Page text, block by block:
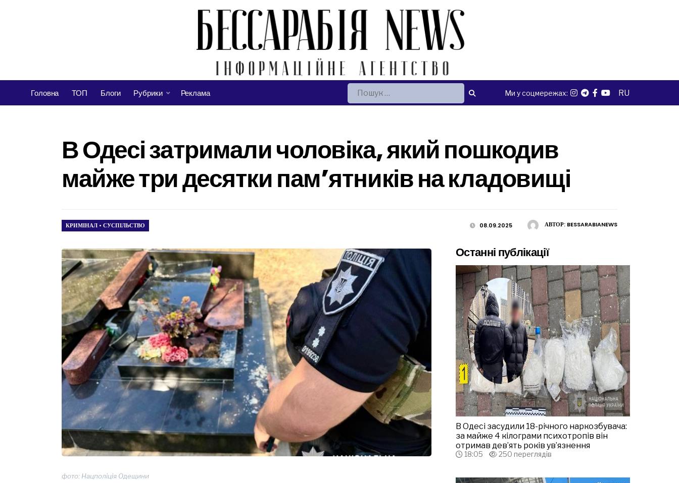
Головна ТОП Блоги Рубрики Реклама Пошук: Ми у соцмережах: RU
В Одесі затримали чоловіка, який пошкодив
майже три десятки пам’ятників на кладовищі
АВТОР: BESSARABIANEWS
08.09.2025
КРИМІНАЛ • СУСПІЛЬСТВО
фото: Нацполіція Одещини
Останні публікації
В Одесі засудили 18-річного наркозбувача:
за майже 4 кілограми психотропів він
отримав дев’ять років ув’язнення
18:05 250 переглядів